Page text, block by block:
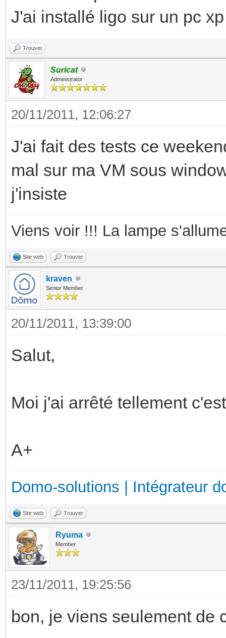
J'ai installé ligo sur un pc
Trouver
Suricat
Administrator
20/11/2011, 12:06:27
J'ai fait des tests ce
mal sur ma VM sous
j'insiste
Viens voir !!! La lampe
Site web Trouver
kraven
Senior Member
20/11/2011, 13:39:00
Salut,
Moi j'ai arrêté tellement
A+
Domo-solutions | Intégrateur
Site web Trouver
Ryuma
Member
23/11/2011, 19:25:56
bon, je viens seulement de